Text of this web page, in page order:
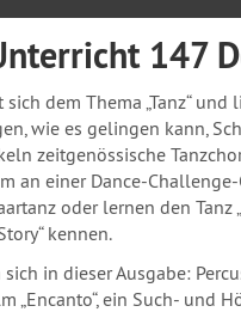
147
sich dem Thema „Tanz“
wie es gelingen kann,
zeitgenössische
an einer Dance-
oder lernen den
kennen.
in dieser Ausgabe:
„Encanto“, ein Such- und